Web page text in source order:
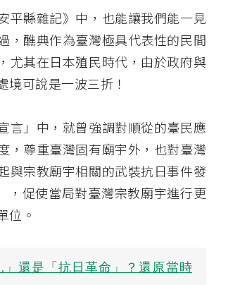
平縣雜記》中，也能讓我們能一見
，醮典作為臺灣極具代表性的民間
尤其在日本殖民時代，由於政府與
可說是一波三折！
言」中，就曾強調對順從的臺民應
，尊重臺灣固有廟宇外，也對臺灣
與宗教廟宇相關的武裝抗日事件發
，促使當局對臺灣宗教廟宇進行更
位。
還是「抗日革命」？還原當時